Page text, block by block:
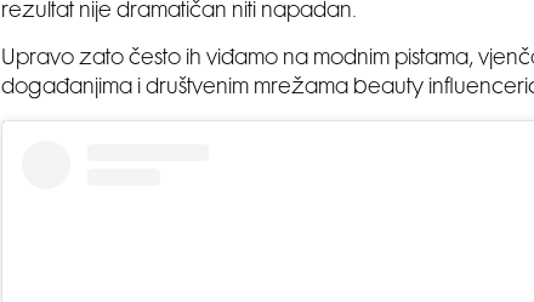
rezultat nije dramatičan niti napadan.
Upravo zato često ih viđamo na modnim pistama,
događanjima i društvenim mrežama beauty